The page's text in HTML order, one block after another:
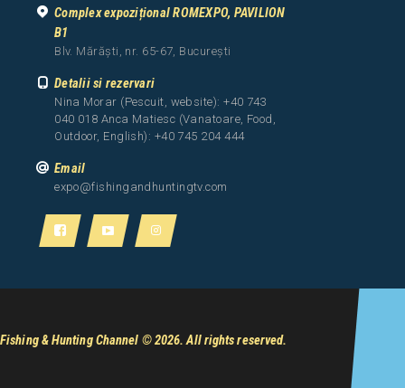
Complex expozițional ROMEXPO, PAVILION
B1
Blv. Mărăști, nr. 65-67, București
Detalii si rezervari
Nina Morar (Pescuit, website): +40 743
040 018 Anca Matiesc (Vanatoare, Food,
Outdoor, English): +40 745 204 444
Email
expo@fishingandhuntingtv.com
Fishing & Hunting Channel © 2026. All rights reserved.